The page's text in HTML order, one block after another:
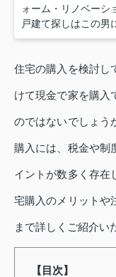
ォーム・リノベーシ
戸建て探しはこの男
住宅の購入を検討し
けて現金で家を購入
のではないでしょう
購入には、税金や制
イントが数多く存在
宅購入のメリットや
まで詳しくご紹介い
【目次】